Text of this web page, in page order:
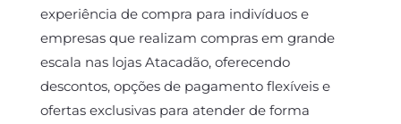
experiência de compra para indivíduos e
empresas que realizam compras em grande
escala nas lojas Atacadão, oferecendo
descontos, opções de pagamento flexíveis e
ofertas exclusivas para atender de forma